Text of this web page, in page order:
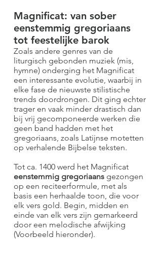
Magnificat: van sober
eenstemmig gregoriaans
tot feestelijke barok
Zoals andere genres van de
liturgisch gebonden muziek (mis,
hymne) onderging het Magnificat
een interessante evolutie, waarbij in
elke fase de nieuwste stilistische
trends doordrongen. Dit ging echter
trager en vaak minder drastisch dan
bij vrij gecomponeerde werken die
geen band hadden met het
gregoriaans, zoals Latijnse motetten
op verhalende Bijbelse teksten.
Tot ca. 1400 werd het Magnificat
eenstemmig gregoriaans gezongen
op een reciteerformule, met als
basis een herhaalde toon, die voor
elk vers gold. Begin, midden en
einde van elk vers zijn gemarkeerd
door een melodische afwijking
(Voorbeeld hieronder).